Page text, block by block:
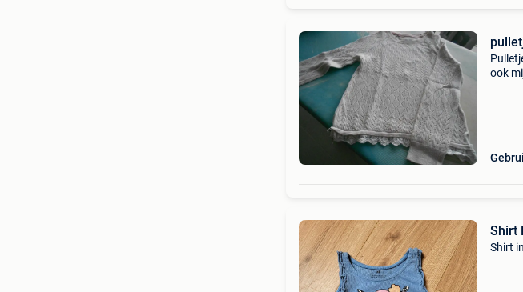
ook
Shirt
Shirt